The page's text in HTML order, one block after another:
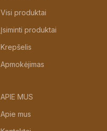
Visi produktai
Įsiminti produktai
Krepšelis
Apmokėjimas
APIE MUS
Apie mus